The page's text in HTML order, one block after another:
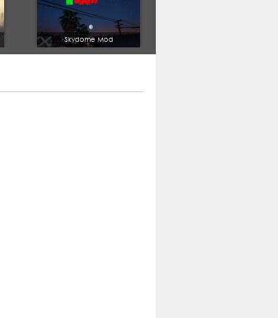
Skydome Mod